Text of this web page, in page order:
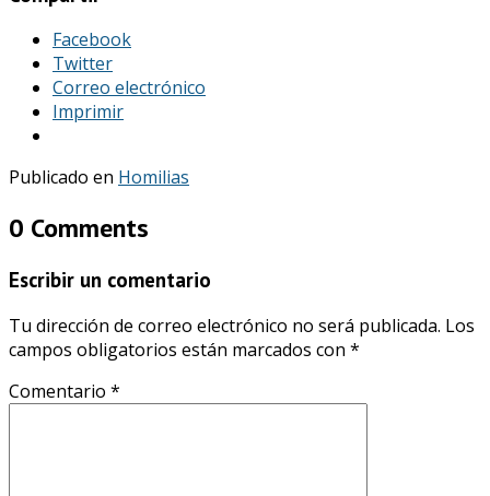
Facebook
Twitter
Correo electrónico
Imprimir
Publicado en Homilias
0 Comments
Escribir un comentario
Tu dirección de correo electrónico no será publicada. Los
campos obligatorios están marcados con *
Comentario *